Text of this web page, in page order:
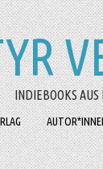
INDIEBOOKS AUS